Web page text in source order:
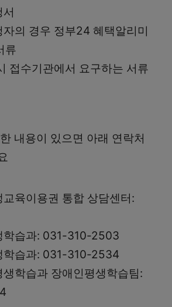
자의 경우 정부24 혜택알리미
류
접수기관에서 요구하는 서류
내용이 있으면 아래 연락처
교육이용권 통합 상담센터:
학습과: 031-310-2503
학습과: 031-310-2534
생학습과 장애인평생학습팀: